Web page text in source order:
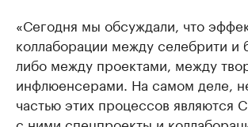
«Сегодня мы обсуждали, что
коллаборации между селебрити и
либо между проектами, между
инфлюенсерами. На самом деле,
частью этих процессов